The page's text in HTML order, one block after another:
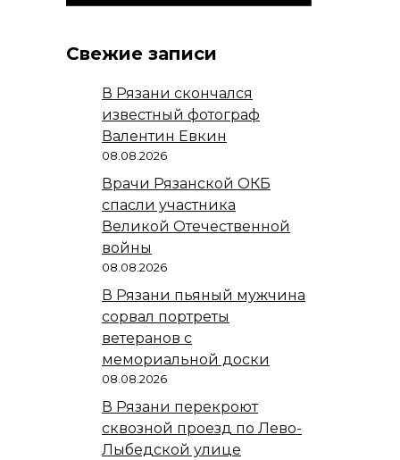
Свежие записи
В Рязани скончался
известный фотограф
Валентин Евкин
08.08.2026
Врачи Рязанской ОКБ
спасли участника
Великой Отечественной
войны
08.08.2026
В Рязани пьяный мужчина
сорвал портреты
ветеранов с
мемориальной доски
08.08.2026
В Рязани перекроют
сквозной проезд по Лево-
Лыбедской улице